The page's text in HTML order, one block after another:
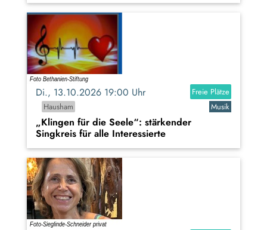
Di., 13.10.2026 19:00 Uhr
Freie Plätze
Hausham
Musik
„Klingen für die Seele“: stärkender
Singkreis für alle Interessierte